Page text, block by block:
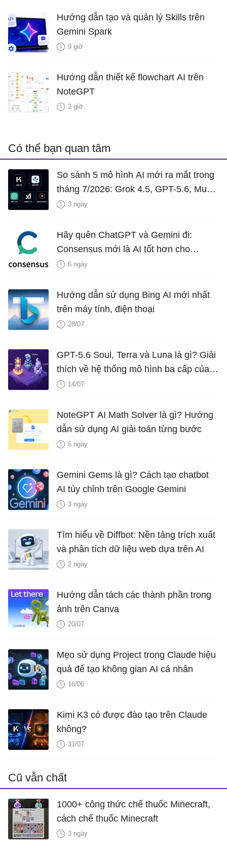
Hướng dẫn tạo và quản lý Skills trên
Gemini Spark
9 giờ
Hướng dẫn thiết kế flowchart AI trên
NoteGPT
2 giờ
Có thể bạn quan tâm
So sánh 5 mô hình AI mới ra mắt trong
tháng 7/2026: Grok 4.5, GPT-5.6, Muse
Spark 1.1, Inkling và Kimi K3
3 ngày
Hãy quên ChatGPT và Gemini đi:
Consensus mới là AI tốt hơn cho
nghiên cứu!
6 ngày
Hướng dẫn sử dụng Bing AI mới nhất
trên máy tính, điện thoại
28/07
GPT-5.6 Soul, Terra và Luna là gì? Giải
thích về hệ thống mô hình ba cấp của
OpenAI
14/07
NoteGPT AI Math Solver là gì? Hướng
dẫn sử dụng AI giải toán từng bước
6 ngày
Gemini Gems là gì? Cách tạo chatbot
AI tùy chỉnh trên Google Gemini
3 ngày
Tìm hiểu về Diffbot: Nền tảng trích xuất
và phân tích dữ liệu web dựa trên AI
2 ngày
Hướng dẫn tách các thành phần trong
ảnh trên Canva
20/07
Mẹo sử dụng Project trong Claude hiệu
quả để tạo không gian AI cá nhân
16/06
Kimi K3 có được đào tạo trên Claude
không?
31/07
Cũ vẫn chất
1000+ công thức chế thuốc Minecraft,
cách chế thuốc Minecraft
3 ngày